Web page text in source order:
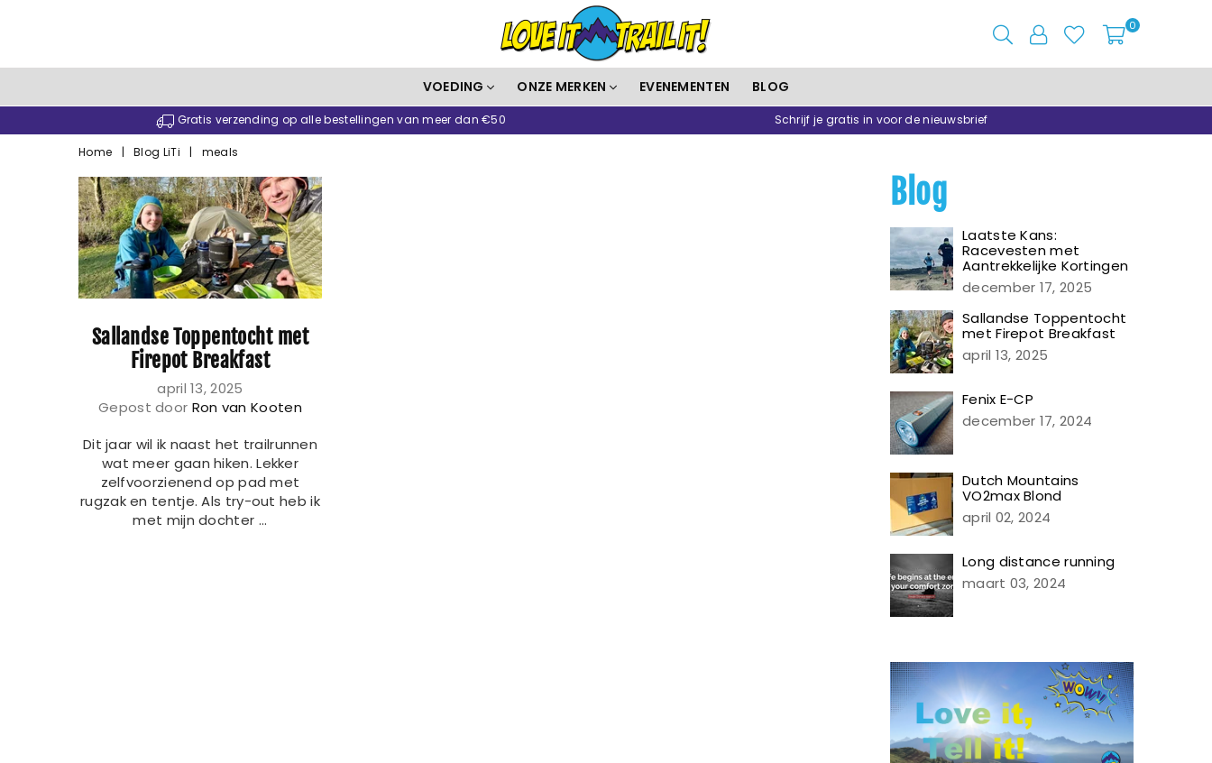
Love
It
Trail
0
VOEDING ONZE MERKEN EVENEMENTEN BLOG
Gratis verzending op alle bestellingen van meer dan €50 Schrijf je gratis in voor de nieuwsbrief
Home | Blog LiTi | meals
Sallandse Toppentocht met
Firepot Breakfast
april 13, 2025
Gepost door Ron van Kooten
Dit jaar wil ik naast het trailrunnen
wat meer gaan hiken. Lekker
zelfvoorzienend op pad met
rugzak en tentje. Als try-out heb ik
met mijn dochter ...
Blog
Laatste Kans:
Racevesten met
Aantrekkelijke Kortingen
december 17, 2025
Sallandse Toppentocht
met Firepot Breakfast
april 13, 2025
Fenix E-CP
december 17, 2024
Dutch Mountains
VO2max Blond
april 02, 2024
Long distance running
maart 03, 2024